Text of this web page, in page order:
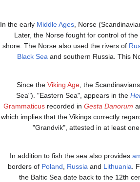
In the early Middle Ages, Norse
Later, the Norse fought for control of the
shore. The Norse also used the rivers of
Black Sea and southern Russia. This
Since the Viking Age, the
Sea"). "Eastern Sea", appears in the
Grammaticus recorded in Gesta Danorum
which implies that the Vikings correctly
"Grandvik", attested in at least
In addition to fish the sea also provides
borders of Poland, Russia and Lithuania.
the Baltic Sea date back to the 12th